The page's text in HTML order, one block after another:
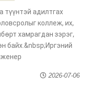
түүнтэй адилтгах
коллеж, их,
хамрагдан зэрэг,
байх.&nbsp;Иргэний
2026-07-06